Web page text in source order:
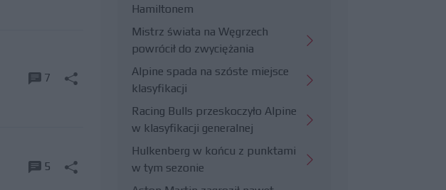
7
5
Hamiltonem
Mistrz świata na Węgrzech
powrócił do zwyciężania
Alpine spada na szóste miejsce
klasyfikacji
Racing Bulls przeskoczyło Alpine
w klasyfikacji generalnej
Hulkenberg w końcu z punktami
w tym sezonie